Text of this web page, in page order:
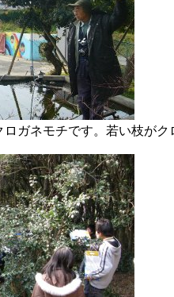
ネモチです。若い枝がク